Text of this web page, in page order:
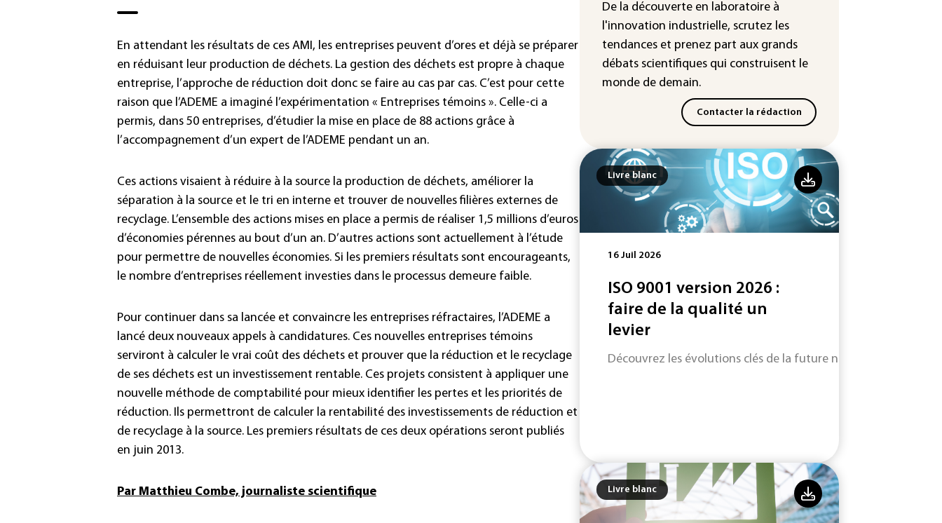
En attendant les résultats de ces AMI, les entreprises peuvent d’ores et déjà se préparer
en réduisant leur production de déchets. La gestion des déchets est propre à chaque
entreprise, l’approche de réduction doit donc se faire au cas par cas. C’est pour cette
raison que l’ADEME a imaginé l’expérimentation « Entreprises témoins ». Celle-ci a
permis, dans 50 entreprises, d’étudier la mise en place de 88 actions grâce à
l’accompagnement d’un expert de l’ADEME pendant un an.
Ces actions visaient à réduire à la source la production de déchets, améliorer la
séparation à la source et le tri en interne et trouver de nouvelles filières externes de
recyclage. L’ensemble des actions mises en place a permis de réaliser 1,5 millions d’euros
d’économies pérennes au bout d’un an. D’autres actions sont actuellement à l’étude
pour permettre de nouvelles économies. Si les premiers résultats sont encourageants,
le nombre d’entreprises réellement investies dans le processus demeure faible.
Pour continuer dans sa lancée et convaincre les entreprises réfractaires, l’ADEME a
lancé deux nouveaux appels à candidatures. Ces nouvelles entreprises témoins
serviront à calculer le vrai coût des déchets et prouver que la réduction et le recyclage
de ses déchets est un investissement rentable. Ces projets consistent à appliquer une
nouvelle méthode de comptabilité pour mieux identifier les pertes et les priorités de
réduction. Ils permettront de calculer la rentabilité des investissements de réduction et
de recyclage à la source. Les premiers résultats de ces deux opérations seront publiés
en juin 2013.
Par Matthieu Combe, journaliste scientifique
données de 300.000 clients
d'Intermarché
La Slovaquie enregistre un record
absolu de 42,2°C (services
météorologiques)
De la découverte en laboratoire à
l'innovation industrielle, scrutez les
tendances et prenez part aux grands
débats scientifiques qui construisent le
monde de demain.
Contacter la rédaction
Livre blanc
16 Juil 2026
ISO 9001 version 2026 :
faire de la qualité un
levier
Découvrez les évolutions clés de la future norme ISO 9001
Livre blanc